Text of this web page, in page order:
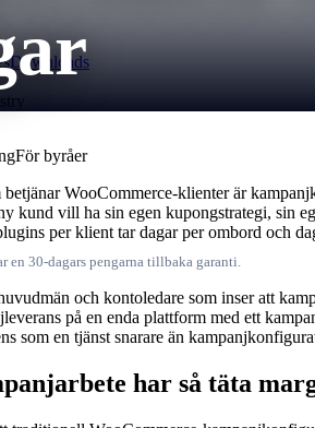
Downloads
För byråer
WooCommerce-klienter är
kund vill ha sin egen kupongstrategi, sin
per klient tar dagar per ombord och
en 30-dagars pengarna tillbaka garanti.
och kontoledare som inser att
på en enda plattform med ett
som en tjänst snarare än
har så täta